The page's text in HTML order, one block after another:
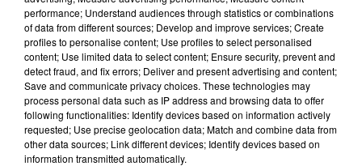
FIL D'ACTUS
performance; Understand audiences through statistics or combinations
of data from different sources; Develop and improve services; Create
profiles to personalise content; Use profiles to select personalised
content; Use limited data to select content; Ensure security, prevent and
detect fraud, and fix errors; Deliver and present advertising and content;
Save and communicate privacy choices. These technologies may
process personal data such as IP address and browsing data to offer
following functionalities: Identify devices based on information actively
requested; Use precise geolocation data; Match and combine data from
other data sources; Link different devices; Identify devices based on
information transmitted automatically.